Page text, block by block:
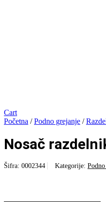
Cart
Početna /Podno grejanje /
Nosač
Šifra: 0002344 Kategorije: